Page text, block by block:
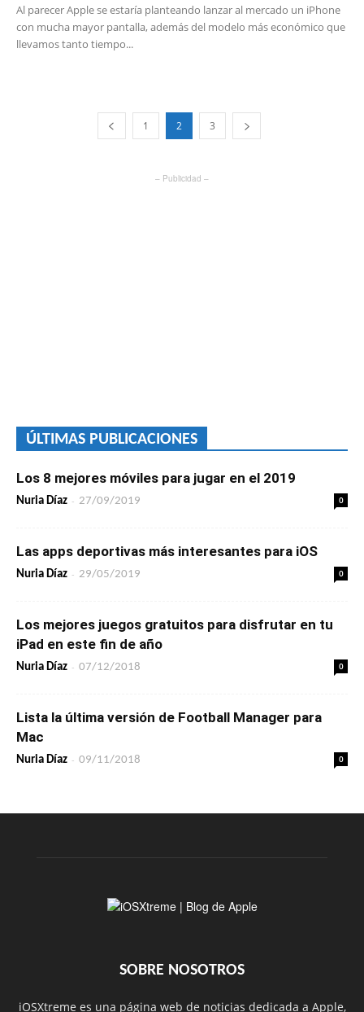
Al parecer Apple se estaría planteando lanzar al mercado un iPhone
con mucha mayor pantalla, además del modelo más económico que
llevamos tanto tiempo...
1 2 3
– Publicidad –
ÚLTIMAS PUBLICACIONES
Los 8 mejores móviles para jugar en el 2019
Nuria Díaz - 27/09/2019 0
Las apps deportivas más interesantes para iOS
Nuria Díaz - 29/05/2019 0
Los mejores juegos gratuitos para disfrutar en tu
iPad en este fin de año
Nuria Díaz - 07/12/2018 0
Lista la última versión de Football Manager para
Mac
Nuria Díaz - 09/11/2018 0
SOBRE NOSOTROS
iOSXtreme es una página web de noticias dedicada a Apple,